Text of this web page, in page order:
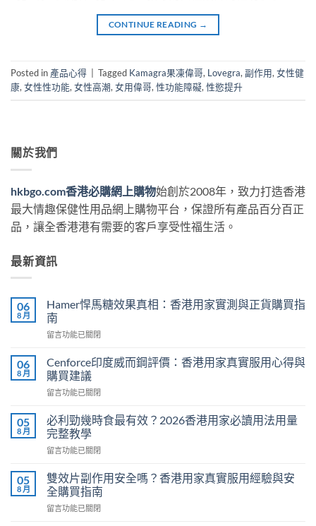
CONTINUE READING →
Posted in 產品心得 Tagged Kamagra果凍偉哥, Lovegra,副作用,女性健
康,女性性功能,女性高潮,女用偉哥,性功能障礙,性慾提升
關於我們
hkbgo.com香港必購網上購物始創於2008年，致力打造香港
最大情趣保健性用品網上購物平台，保證所有產品百分百正
品，讓全香港港有需要的客戶享受性福生活。
最新資訊
06
8 月
Hamer悍馬糖效果真相：香港用家實測與正貨購買指
南
在
悍
馬
糖
效
真
相：
香
港
家
實
與
留言功能已關閉
06
8 月
Cenforce印度威而鋼評價：香港用家真實服用心得與
購買建議
在
印
度
威
而
評
價：
港
留言功能已關閉
05
8 月
必利勁幾時食最有效？2026香港用家必讀用法用量
完整教學
在
利
勁
幾
時
留言功能已關閉
05
8 月
雙效片副作用安全嗎？香港用家真實服用經驗與安
全購買指南
在
留言功能已關閉